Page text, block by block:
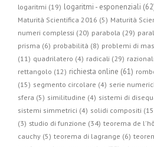
logaritmi (19) logaritmi - esponenziali
Maturità Scientifica 2016 (5) Maturità
numeri complessi (20) parabola (29)
prisma (6) probabilità (8) problemi di
(11) quadrilatero (4) radicali (29)
rettangolo (12) richiesta online (61)
(15) segmento circolare (4) serie
sfera (5) similitudine (4) sistemi di
sistemi simmetrici (4) solidi compositi
(3) studio di funzione (34) teorema de
cauchy (5) teorema di lagrange (6)